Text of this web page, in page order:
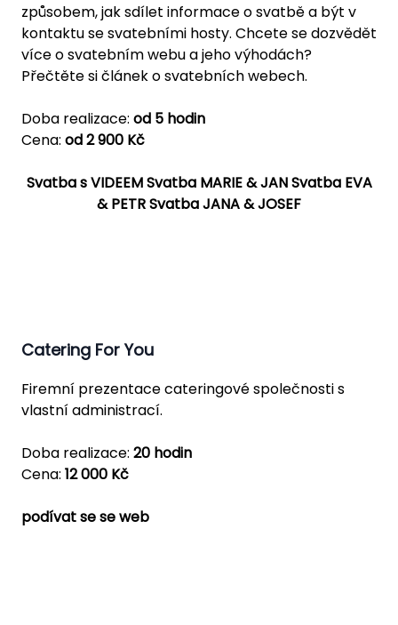
způsobem, jak sdílet informace o svatbě a být v
kontaktu se svatebními hosty. Chcete se dozvědět
více o svatebním webu a jeho výhodách?
Přečtěte si článek o svatebních webech.
Doba realizace: od 5 hodin
Cena: od 2 900 Kč
Svatba s VIDEEMSvatba MARIE & JANSvatba EVA
& PETRSvatba JANA & JOSEF
Catering For You
Firemní prezentace cateringové společnosti s
vlastní administrací.
Doba realizace: 20 hodin
Cena: 12 000 Kč
podívat se se web